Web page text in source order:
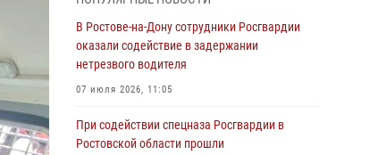
Росгвардейцы из Ростовской области
приняли участие в молебне в честь небесного
покровителя князя Владимира и Крещения
При содействии спецназа Росгвардии в
В Ростове-на-Дону сотрудники Росгвардии
оказали содействие в задержании
нетрезвого водителя
07 июля 2026, 11:05
При содействии спецназа Росгвардии в
Ростовской области прошли